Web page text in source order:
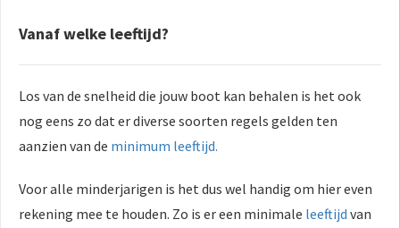
Vanaf welke leeftijd?
Los van de snelheid die jouw boot kan behalen is het ook
nog eens zo dat er diverse soorten regels gelden ten
aanzien van de minimum leeftijd.
Voor alle minderjarigen is het dus wel handig om hier even
rekening mee te houden. Zo is er een minimale leeftijd van